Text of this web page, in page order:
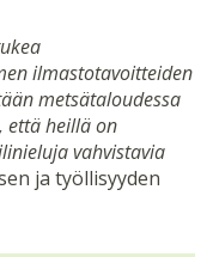
ilmastotavoitteiden
metsätaloudessa
että heillä on
vahvistavia
ja työllisyyden